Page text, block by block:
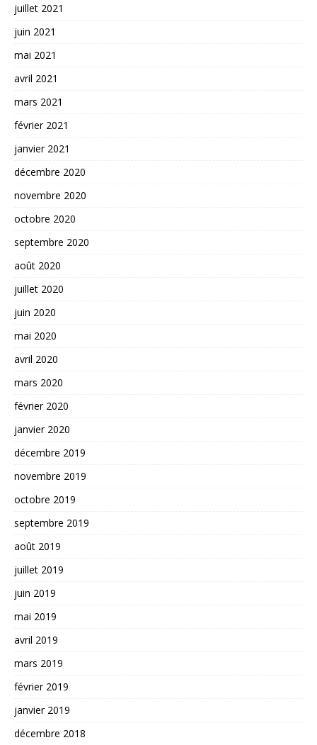
juillet 2021
juin 2021
mai 2021
avril 2021
mars 2021
février 2021
janvier 2021
décembre 2020
novembre 2020
octobre 2020
septembre 2020
août 2020
juillet 2020
juin 2020
mai 2020
avril 2020
mars 2020
février 2020
janvier 2020
décembre 2019
novembre 2019
octobre 2019
septembre 2019
août 2019
juillet 2019
juin 2019
mai 2019
avril 2019
mars 2019
février 2019
janvier 2019
décembre 2018